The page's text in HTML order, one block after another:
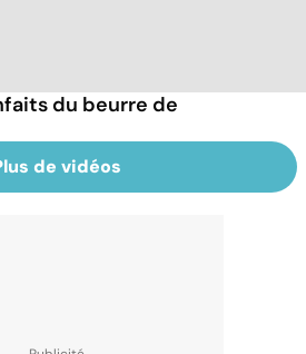
du beurre de
de vidéos